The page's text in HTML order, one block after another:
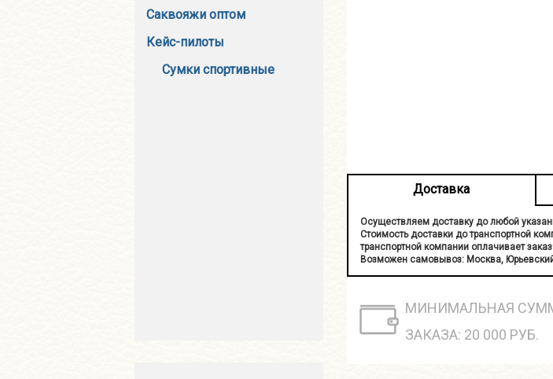
Саквояжи оптом
Кейс-пилоты
Сумки спортивные
Доставка
Осуществляем доставку до любой
Стоимость доставки до транспортной
транспортной компании оплачивает
Возможен самовывоз: Москва, Юрьевский
МИНИМАЛЬНАЯ
ЗАКАЗА: 20 000 РУБ.